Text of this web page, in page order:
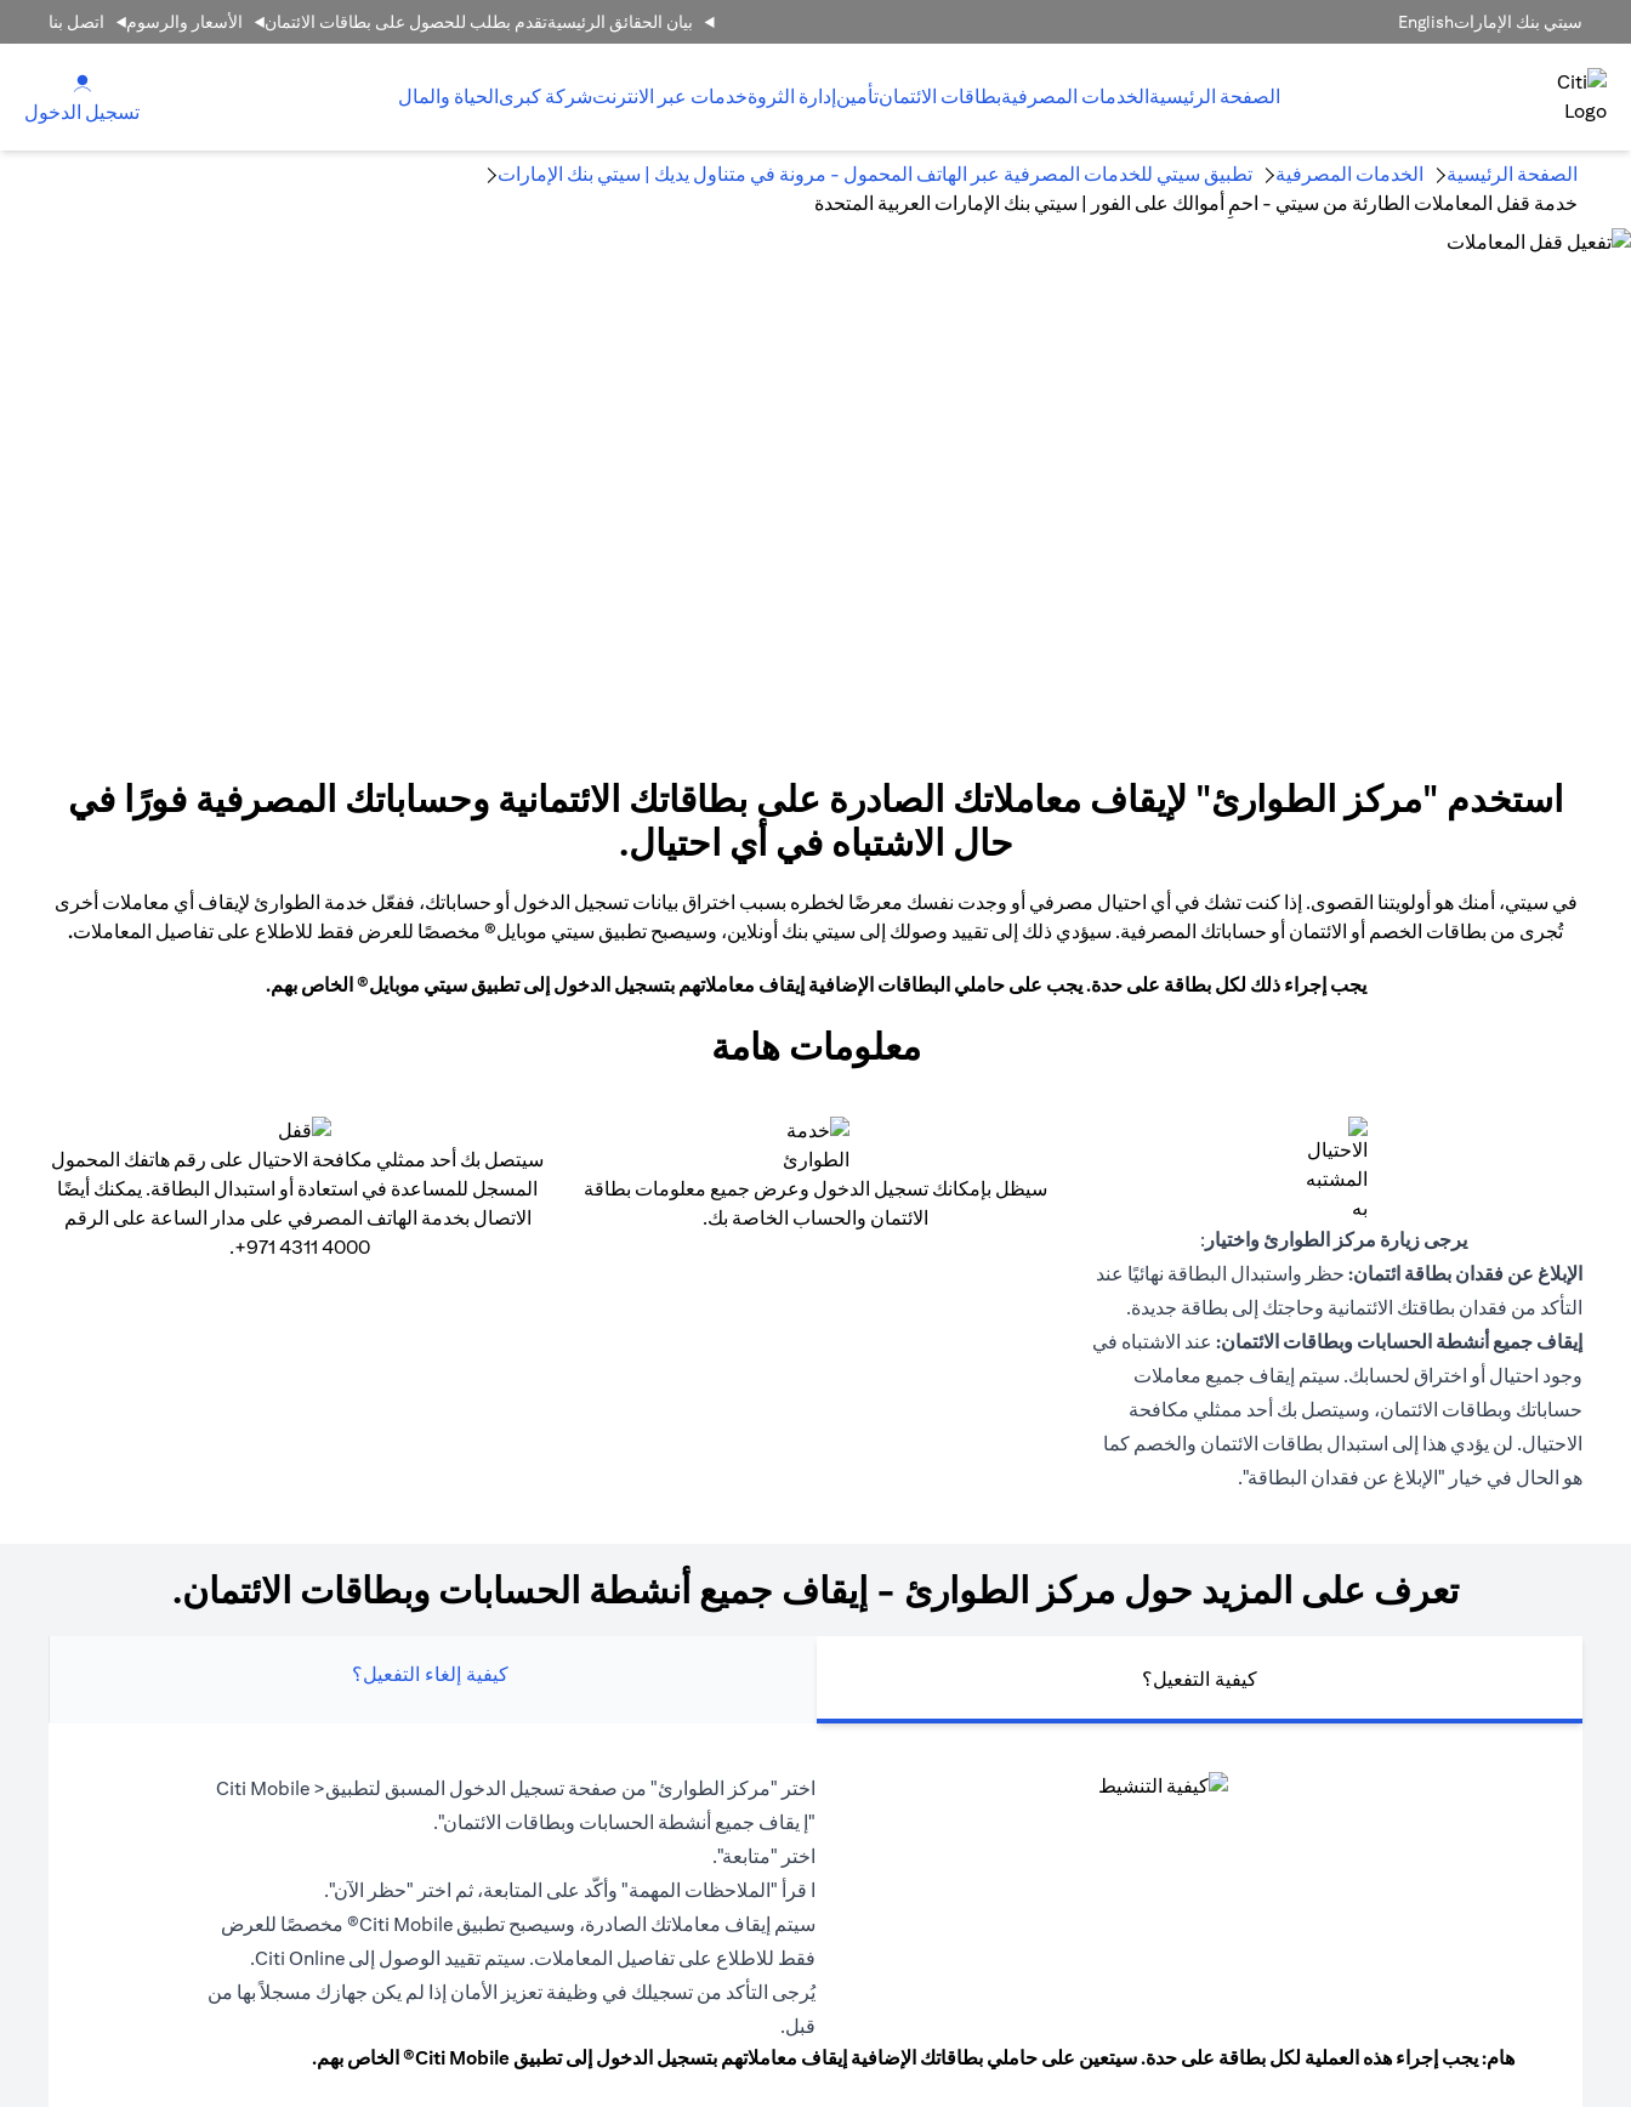
سيتي بنك الإماراتEnglish بيان الحقائق الرئيسيةتقدم بطلب للحصول على بطاقات الائتمان الأسعار والرسوم اتصل بنا
الصفحة الرئيسيةالخدمات المصرفيةبطاقات الائتمانتأمينإدارة الثروةخدمات عبر الانترنتشركة كبرىالحياة والمال
تسجيل الدخول
الصفحة الرئيسية الخدمات المصرفية
تطبيق سيتي للخدمات المصرفية عبر الهاتف المحمول - مرونة في متناول يديك | سيتي بنك الإمارات
خدمة قفل المعاملات الطارئة من سيتي - احمِ أموالك على الفور | سيتي بنك الإمارات العربية المتحدة
استخدم "مركز الطوارئ" لإيقاف معاملاتك الصادرة على بطاقاتك الائتمانية وحساباتك المصرفية فورًا في
حال الاشتباه في أي احتيال.
في سيتي، أمنك هو أولويتنا القصوى. إذا كنت تشك في أي احتيال مصرفي أو وجدت نفسك معرضًا لخطره بسبب اختراق بيانات تسجيل الدخول أو حساباتك، ففعّل خدمة الطوارئ لإيقاف أي معاملات أخرى
تُجرى من بطاقات الخصم أو الائتمان أو حساباتك المصرفية. سيؤدي ذلك إلى تقييد وصولك إلى سيتي بنك أونلاين، وسيصبح تطبيق سيتي موبايل® مخصصًا للعرض فقط للاطلاع على تفاصيل المعاملات.
يجب إجراء ذلك لكل بطاقة على حدة. يجب على حاملي البطاقات الإضافية إيقاف معاملاتهم بتسجيل الدخول إلى تطبيق سيتي موبايل® الخاص بهم.
معلومات هامة
يرجى زيارة مركز الطوارئ واختيار :
الإبلاغ عن فقدان بطاقة ائتمان: حظر واستبدال البطاقة نهائيًا عند
التأكد من فقدان بطاقتك الائتمانية وحاجتك إلى بطاقة جديدة.
إيقاف جميع أنشطة الحسابات وبطاقات الائتمان: عند الاشتباه في
وجود احتيال أو اختراق لحسابك. سيتم إيقاف جميع معاملات
حساباتك وبطاقات الائتمان، وسيتصل بك أحد ممثلي مكافحة
الاحتيال. لن يؤدي هذا إلى استبدال بطاقات الائتمان والخصم كما
هو الحال في خيار "الإبلاغ عن فقدان البطاقة".
سيظل بإمكانك تسجيل الدخول وعرض جميع معلومات بطاقة
الائتمان والحساب الخاصة بك.
سيتصل بك أحد ممثلي مكافحة الاحتيال على رقم هاتفك المحمول
المسجل للمساعدة في استعادة أو استبدال البطاقة. يمكنك أيضًا
الاتصال بخدمة الهاتف المصرفي على مدار الساعة على الرقم
4000 4311 971+.
تعرف على المزيد حول مركز الطوارئ - إيقاف جميع أنشطة الحسابات وبطاقات الائتمان.
كيفية التفعيل؟ كيفية إلغاء التفعيل؟
اختر "مركز الطوارئ" من صفحة تسجيل الدخول المسبق لتطبيق< Citi Mobile
"إ يقاف جميع أنشطة الحسابات وبطاقات الائتمان".
اختر "متابعة".
ا قرأ "الملاحظات المهمة" وأكّد على المتابعة، ثم اختر "حظر الآن".
سيتم إيقاف معاملاتك الصادرة، وسيصبح تطبيق Citi Mobile® مخصصًا للعرض
فقط للاطلاع على تفاصيل المعاملات. سيتم تقييد الوصول إلى Citi Online.
يُرجى التأكد من تسجيلك في وظيفة تعزيز الأمان إذا لم يكن جهازك مسجلاً بها من
قبل.
هام: يجب إجراء هذه العملية لكل بطاقة على حدة. سيتعين على حاملي بطاقاتك الإضافية إيقاف معاملاتهم بتسجيل الدخول إلى تطبيق Citi Mobile® الخاص بهم.